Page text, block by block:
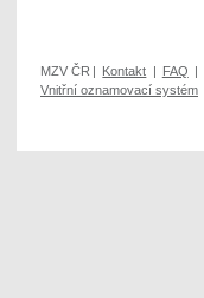
MZV ČR | Kontakt | FAQ |
Vnitřní oznamovací systém